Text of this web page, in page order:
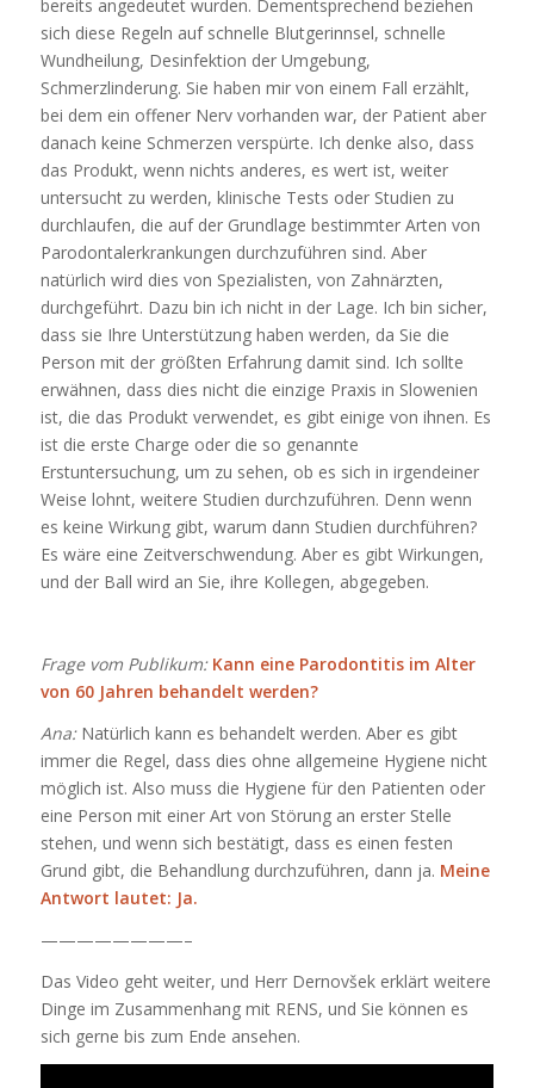
bereits angedeutet wurden. Dementsprechend beziehen
sich diese Regeln auf schnelle Blutgerinnsel, schnelle
Wundheilung, Desinfektion der Umgebung,
Schmerzlinderung. Sie haben mir von einem Fall erzählt,
bei dem ein offener Nerv vorhanden war, der Patient aber
danach keine Schmerzen verspürte. Ich denke also, dass
das Produkt, wenn nichts anderes, es wert ist, weiter
untersucht zu werden, klinische Tests oder Studien zu
durchlaufen, die auf der Grundlage bestimmter Arten von
Parodontalerkrankungen durchzuführen sind. Aber
natürlich wird dies von Spezialisten, von Zahnärzten,
durchgeführt. Dazu bin ich nicht in der Lage. Ich bin sicher,
dass sie Ihre Unterstützung haben werden, da Sie die
Person mit der größten Erfahrung damit sind. Ich sollte
erwähnen, dass dies nicht die einzige Praxis in Slowenien
ist, die das Produkt verwendet, es gibt einige von ihnen. Es
ist die erste Charge oder die so genannte
Erstuntersuchung, um zu sehen, ob es sich in irgendeiner
Weise lohnt, weitere Studien durchzuführen. Denn wenn
es keine Wirkung gibt, warum dann Studien durchführen?
Es wäre eine Zeitverschwendung. Aber es gibt Wirkungen,
und der Ball wird an Sie, ihre Kollegen, abgegeben.
Frage vom Publikum: Kann eine Parodontitis im Alter
von 60 Jahren behandelt werden?
Ana: Natürlich kann es behandelt werden. Aber es gibt
immer die Regel, dass dies ohne allgemeine Hygiene nicht
möglich ist. Also muss die Hygiene für den Patienten oder
eine Person mit einer Art von Störung an erster Stelle
stehen, und wenn sich bestätigt, dass es einen festen
Grund gibt, die Behandlung durchzuführen, dann ja. Meine
Antwort lautet: Ja.
————————–
Das Video geht weiter, und Herr Dernovšek erklärt weitere
Dinge im Zusammenhang mit RENS, und Sie können es
sich gerne bis zum Ende ansehen.